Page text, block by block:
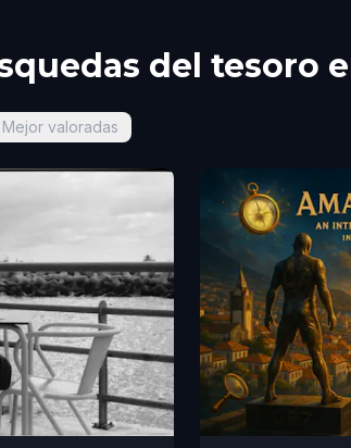
del tesoro
Mejor valoradas